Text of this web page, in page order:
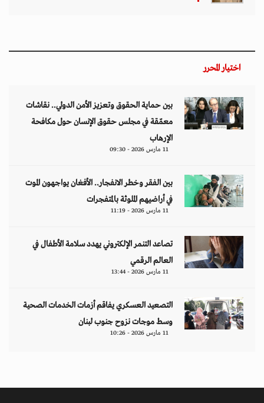
اختيار المحرر
بين حماية الحقوق وتعزيز الأمن الدولي.. نقاشات
معمّقة في مجلس حقوق الإنسان حول مكافحة
الإرهاب
11 مارس 2026 - 09:30
بين الفقر وخطر الانفجار.. الأفغان يواجهون الموت
في أراضيهم الملوثة بالمتفجرات
11 مارس 2026 - 11:19
تصاعد التنمر الإلكتروني يهدد سلامة الأطفال في
العالم الرقمي
11 مارس 2026 - 13:44
التصعيد العسكري يفاقم أزمات الخدمات الصحية
وسط موجات نزوح جنوب لبنان
11 مارس 2026 - 10:26